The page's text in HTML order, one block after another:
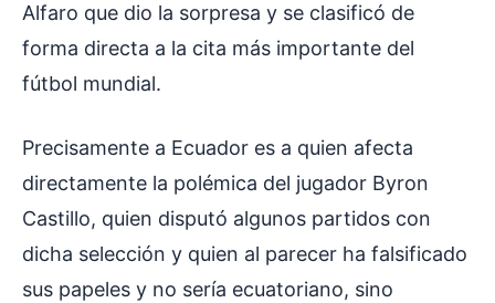
Alfaro que dio la sorpresa y se clasificó de
forma directa a la cita más importante del
fútbol mundial.
Precisamente a Ecuador es a quien afecta
directamente la polémica del jugador Byron
Castillo, quien disputó algunos partidos con
dicha selección y quien al parecer ha falsificado
sus papeles y no sería ecuatoriano, sino